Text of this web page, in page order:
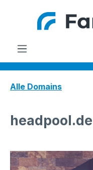
Zum Hauptinhalt
Alle Domains
headpool.de